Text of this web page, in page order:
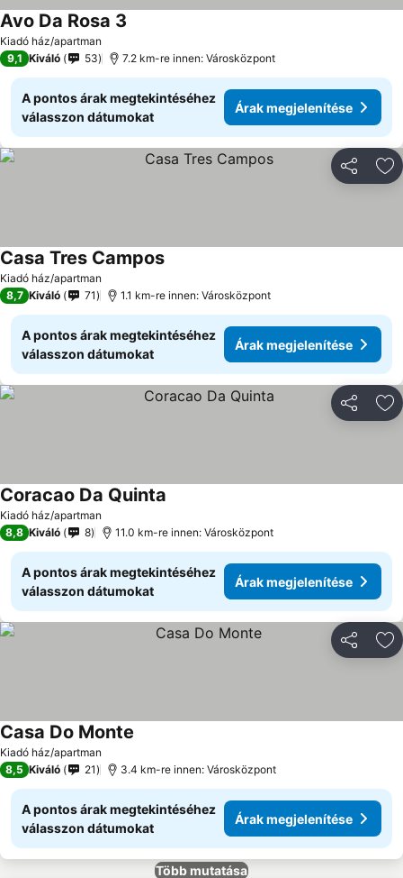
Kiadó ház/apartman
Avo Da Rosa 3
9,1 Kiváló 53 7.2 km-re innen: Városközpont
A pontos árak megtekintéséhez
válasszon dátumokat
Árak megjelenítése
Kiadó ház/apartman
Casa Tres Campos
8,7 Kiváló 71 1.1 km-re innen: Városközpont
A pontos árak megtekintéséhez
válasszon dátumokat
Árak megjelenítése
Kiadó ház/apartman
Coracao Da Quinta
8,8 Kiváló 8 11.0 km-re innen: Városközpont
A pontos árak megtekintéséhez
válasszon dátumokat
Árak megjelenítése
Kiadó ház/apartman
Casa Do Monte
8,5 Kiváló 21 3.4 km-re innen: Városközpont
A pontos árak megtekintéséhez
válasszon dátumokat
Árak megjelenítése
Több mutatása